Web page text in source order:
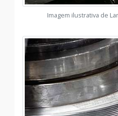
Imagem ilustrativa de